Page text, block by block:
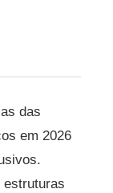
das
em 2026
estruturas